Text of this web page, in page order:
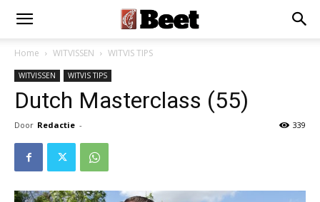
Home WITVISSEN WITVIS TIPS
WITVISSEN WITVIS TIPS
Dutch Masterclass (55)
Door Redactie - 339